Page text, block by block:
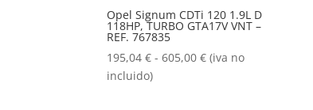
hasta
605,00 €
Opel Signum CDTi 120 1.9L D
118HP, TURBO GTA17V VNT –
REF. 767835
195,04€ - 605,00€Rango
(iva no
incluido)